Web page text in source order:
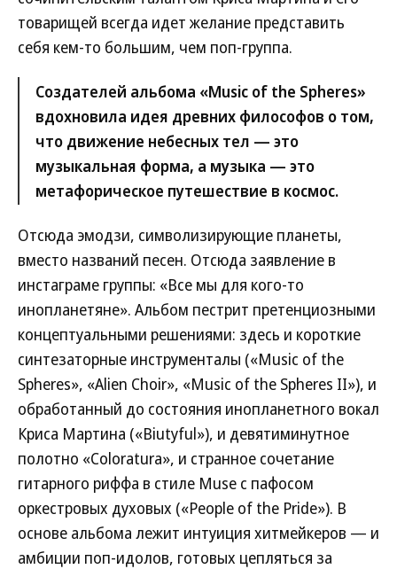
товарищей всегда идет желание представить
себя кем-то большим, чем поп-группа.
Создателей альбома «Music of the Spheres»
вдохновила идея древних философов о том,
что движение небесных тел — это
музыкальная форма, а музыка — это
метафорическое путешествие в космос.
Отсюда эмодзи, символизирующие планеты,
вместо названий песен. Отсюда заявление в
инстаграме группы: «Все мы для кого-то
инопланетяне». Альбом пестрит претенциозными
концептуальными решениями: здесь и короткие
синтезаторные инструменталы («Music of the
Spheres», «Alien Choir», «Music of the Spheres II»), и
обработанный до состояния инопланетного вокал
Криса Мартина («Biutyful»), и девятиминутное
полотно «Coloratura», и странное сочетание
гитарного риффа в стиле Muse с пафосом
оркестровых духовых («People of the Pride»). В
основе альбома лежит интуиция хитмейкеров — и
амбиции поп-идолов, готовых цепляться за